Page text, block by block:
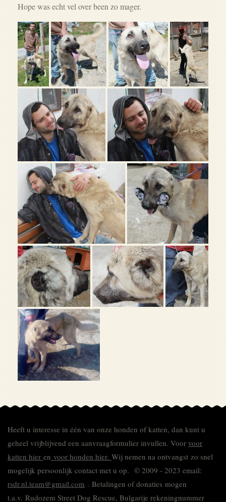
Hope was echt vel over been zo mager.
Heeft u interesse in één van onze honden of katten, dan kunt u
geheel vrijblijvend een aanvraagformulier invullen. Voor voor
katten hier en voor honden hier. Wij nemen na ontvangst zo snel
mogelijk persoonlijk contact met u op. © 2009 - 2023 email:
rsdr.nl.team@gmail.com . Betalingen of donaties mogen
t.a.v. Rudozem Street Dog Rescue, Bulgarije rekeningnummer